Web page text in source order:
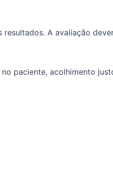
A avaliação
paciente, acolhimento